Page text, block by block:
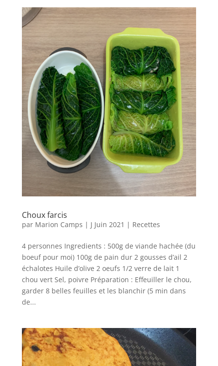
Choux farcis
par Marion Camps | J Juin 2021 | Recettes
4 personnes Ingredients : 500g de viande hachée (du
boeuf pour moi) 100g de pain dur 2 gousses d’ail 2
échalotes Huile d’olive 2 oeufs 1/2 verre de lait 1
chou vert Sel, poivre Préparation : Effeuiller le chou,
garder 8 belles feuilles et les blanchir (5 min dans
de...